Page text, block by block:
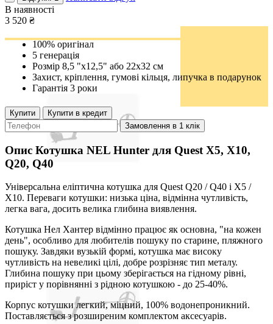
В наявності
3 520 ₴
100% оригінал
5 генерація
Розмір 8,5 "х12,5" або 22х32 см
Захист, кріплення, гумові кільця, липучка в подарунок
Гарантія 3 роки
Купити
Купити в кредит
Замовлення в 1 клік
Опис Котушка NEL Hunter для Quest Х5, Х10,
Q20, Q40
Універсальна еліптична котушка для Quest Q20 / Q40 і X5 /
X10. Переваги котушки: низька ціна, відмінна чутливість,
легка вага, досить велика глибина виявлення.
Котушка Нел Хантер відмінно працює як основна, "на кожен
день", особливо для любителів пошуку по старине, пляжного
пошуку. Завдяки вузькій формі, котушка має високу
чутливість на невеликі цілі, добре розрізняє тип металу.
Глибина пошуку при цьому зберігається на гідному рівні,
приріст у порівнянні з рідною котушкою - до 25-40%.
Корпус котушки легкий, міцний, 100% водонепроникний.
Поставляється з розширеним комплектом аксесуарів.